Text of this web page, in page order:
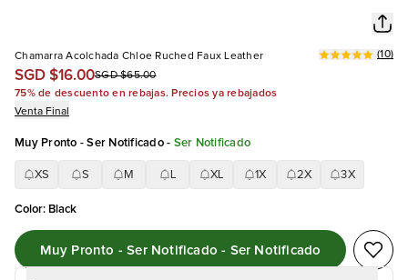
Chamarra Acolchada Chloe Ruched Faux Leather
SGD $16.00SGD $65.00
(10)
75% de descuento en rebajas. Precios ya rebajados
Venta Final
Muy Pronto - Ser Notificado- Ser Notificado
XS S M XL 1X 2X 3X
Color: Black
Muy Pronto - Ser Notificado - Ser Notificado